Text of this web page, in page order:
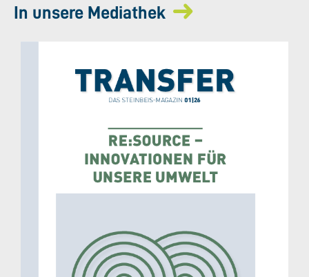
In unsere Mediathek